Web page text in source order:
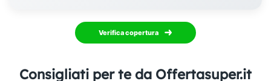
Verifica copertura
Consigliati per te da Offertasuper.it